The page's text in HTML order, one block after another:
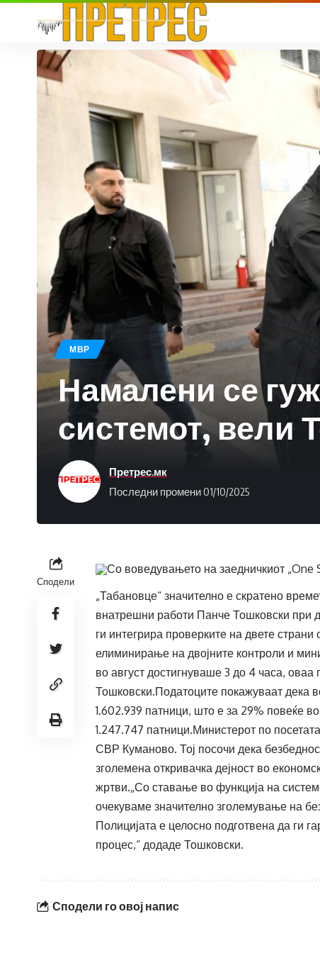
МВР
Намалени се
системот, вели
Последни промени 01/10/2025
Претрес.мк
Сподели
Со воведувањето на заедничкиот „One
„Табановце“ значително е скратено
внатрешни работи Панче Тошковски при
ги интегрира проверките на двете
елиминирање на двојните контроли и
во август достигнуваше 3 до 4 часа,
Тошковски.Податоците покажуваат дека
1.602.939 патници, што е за 29% повеќе
1.247.747 патници.Министерот по
СВР Куманово. Тој посочи дека
зголемена откривачка дејност во
жртви.„Со ставање во функција на
очекуваме значително зголемување на
Полицијата е целосно подготвена да ги
процес,“ додаде Тошковски.
Сподели го овој напис